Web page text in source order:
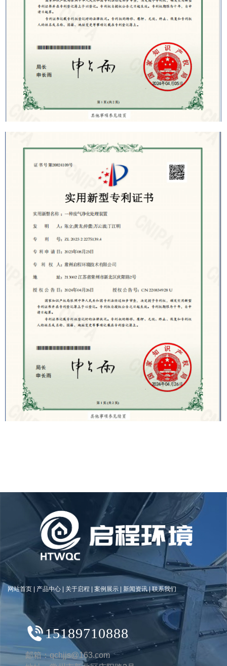
网站首页 | 产品中心 | 关于启程 | 案例展示 | 新闻资讯|联系我们
15189710888
邮箱：qchjjs@163.com